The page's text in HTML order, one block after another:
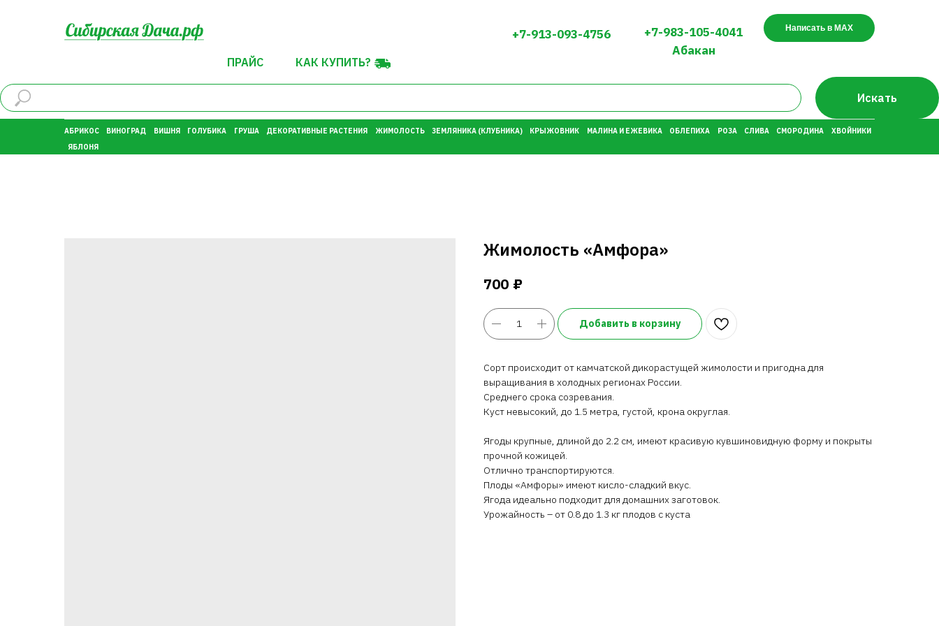
+7-913-093-4756 Написать в MAX
+7-983-105-4041
Абакан
ПРАЙС КАК КУПИТЬ?
Искать
АБРИКОС ВИНОГРАД ВИШНЯ ГОЛУБИКА ГРУША ДЕКОРАТИВНЫЕ РАСТЕНИЯ ЖИМОЛОСТЬ ЗЕМЛЯНИКА (КЛУБНИКА) КРЫЖОВНИК МАЛИНА И ЕЖЕВИКА ОБЛЕПИХА РОЗА СЛИВА СМОРОДИНА
ХВОЙНИКИ
ЯБЛОНЯ
Жимолость «Амфора»
700 ₽
Добавить в корзину
Сорт происходит от камчатской дикорастущей жимолости и пригодна для
выращивания в холодных регионах России.
Среднего срока созревания.
Куст невысокий, до 1.5 метра, густой, крона округлая.
Ягоды крупные, длиной до 2.2 см, имеют красивую кувшиновидную форму и покрыты
прочной кожицей.
Отлично транспортируются.
Плоды «Амфоры» имеют кисло-сладкий вкус.
Ягода идеально подходит для домашних заготовок.
Урожайность – от 0.8 до 1.3 кг плодов с куста